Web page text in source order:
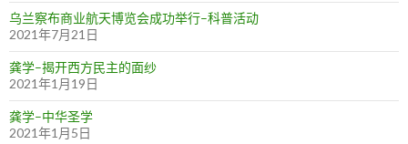
乌兰察布商业航天博览会成功举行–科普活动
2021年7月21日
龚学–揭开西方民主的面纱
2021年1月19日
龚学–中华圣学
2021年1月5日